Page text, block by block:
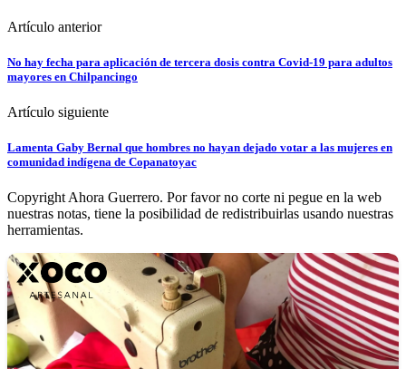
Artículo anterior
No hay fecha para aplicación de tercera dosis contra Covid-19 para adultos
mayores en Chilpancingo
Artículo siguiente
Lamenta Gaby Bernal que hombres no hayan dejado votar a las mujeres en
comunidad indígena de Copanatoyac
Copyright Ahora Guerrero. Por favor no corte ni pegue en la web
nuestras notas, tiene la posibilidad de redistribuirlas usando nuestras
herramientas.